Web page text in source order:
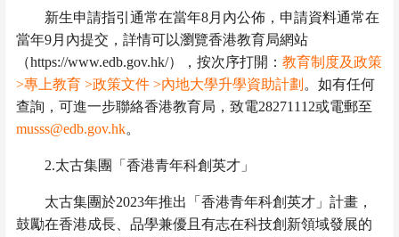
新生申請指引通常在當年8月內公佈，申請資料通常在
當年9月內提交，詳情可以瀏覽香港教育局網站
（https://www.edb.gov.hk/），按次序打開： 教育制度及政策
>專上教育 >政策文件 >內地大學升學資助計劃 。如有任何
查詢，可進一步聯絡香港教育局，致電28271112或電郵至
musss@edb.gov.hk。
2.太古集團「香港青年科創英才」
太古集團於2023年推出「香港青年科創英才」計畫，
鼓勵在香港成長、品學兼優且有志在科技創新領域發展的